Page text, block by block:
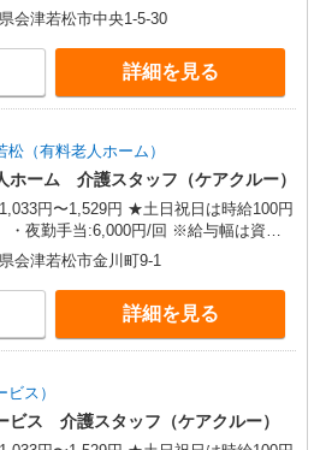
会津若松市中央1-5-30
詳細を見る
（有料老人ホーム）
ホーム 介護スタッフ（ケアクルー）
〜1,529円 ★土日祝日は時給100円
・夜勤手当:6,000円/回 ※給与幅は資
等による
会津若松市金川町9-1
詳細を見る
ス）
ビス 介護スタッフ（ケアクルー）